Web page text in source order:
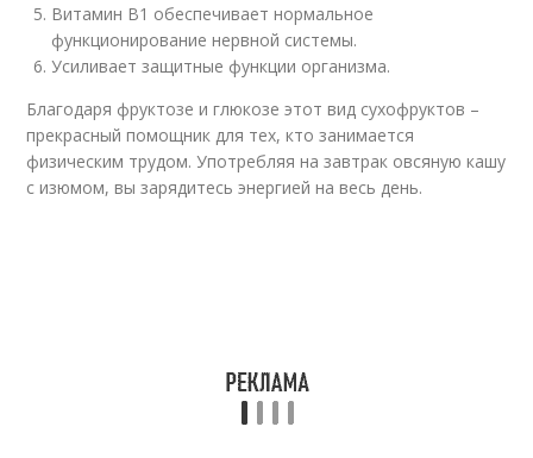
Витамин В1 обеспечивает нормальное
функционирование нервной системы.
Усиливает защитные функции организма.
Благодаря фруктозе и глюкозе этот вид сухофруктов –
прекрасный помощник для тех, кто занимается
физическим трудом. Употребляя на завтрак овсяную кашу
с изюмом, вы зарядитесь энергией на весь день.